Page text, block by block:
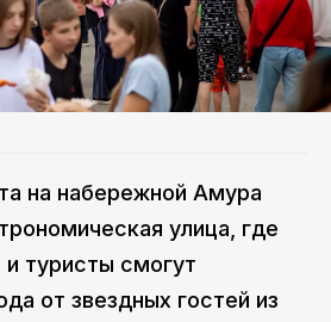
на набережной Амура
улица, где
туристы смогут
от звездных гостей из